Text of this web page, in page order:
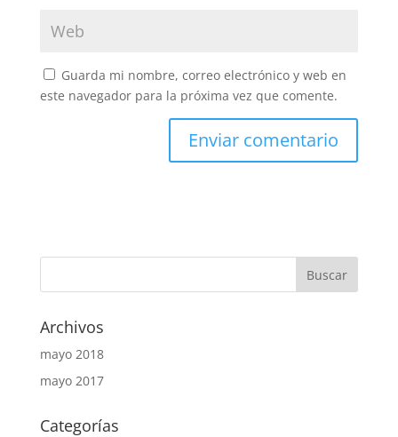
Guarda mi nombre, correo electrónico y web en
este navegador para la próxima vez que comente.
Archivos
mayo 2018
mayo 2017
Categorías